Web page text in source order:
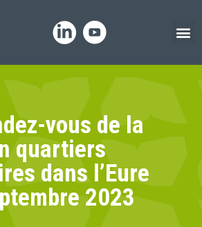
vous de la
quartiers
dans l’Eure
2023
cookies